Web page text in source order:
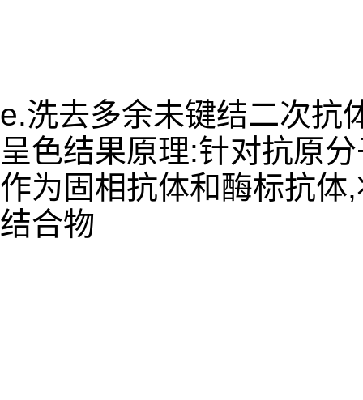
e.洗去多余未键结二次抗
呈色结果原理:针对抗原
作为固相抗体和酶标抗
结合物